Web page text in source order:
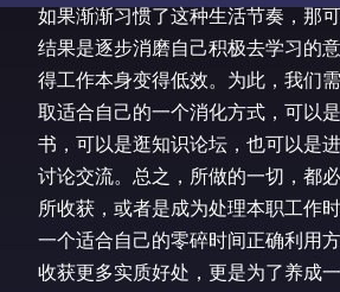
如果渐渐习惯了这种生活节奏，那
结果是逐步消磨自己积极去学习的
得工作本身变得低效。为此，我们
取适合自己的一个消化方式，可以
书，可以是逛知识论坛，也可以是
讨论交流。总之，所做的一切，都
所收获，或者是成为处理本职工作
一个适合自己的零碎时间正确利用
收获更多实质好处，更是为了养成